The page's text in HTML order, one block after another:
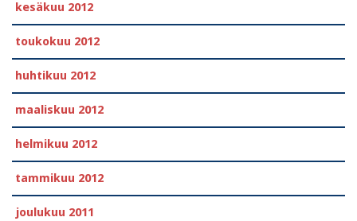
kesäkuu 2012
toukokuu 2012
huhtikuu 2012
maaliskuu 2012
helmikuu 2012
tammikuu 2012
joulukuu 2011